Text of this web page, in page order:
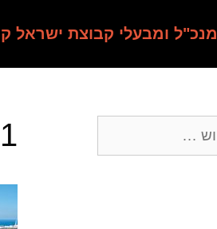
מנכ"ל ומבעלי קבוצת ישראל